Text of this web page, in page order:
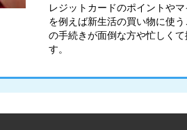
レジットカードのポイントや
を例えば新生活の買い物に使
の手続きが面倒な方や忙しく
す。